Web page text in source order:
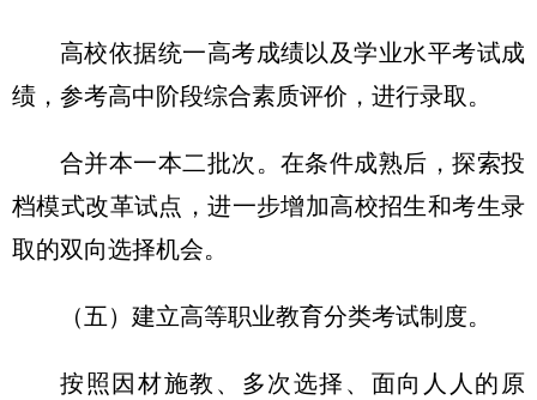
高校依据统一高考成绩以及学业水平考试成
绩，参考高中阶段综合素质评价，进行录取。
合并本一本二批次。在条件成熟后，探索投
档模式改革试点，进一步增加高校招生和考生录
取的双向选择机会。
（五）建立高等职业教育分类考试制度。
按照因材施教、多次选择、面向人人的原